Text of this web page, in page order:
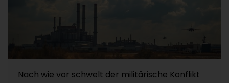
Nach wie vor schwelt der militärische Konflikt